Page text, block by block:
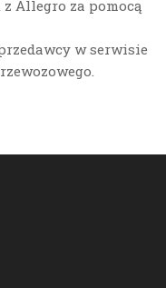
Allegro za pomocą
w serwisie